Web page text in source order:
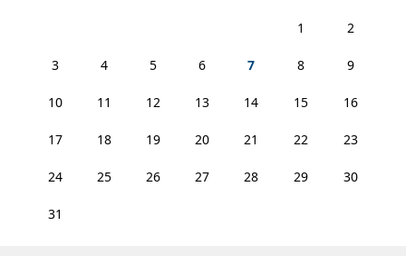
1 2
3 4 5 6 7 8 9
10 11 12 13 14 15 16
17 18 19 20 21 22 23
24 25 26 27 28 29 30
31